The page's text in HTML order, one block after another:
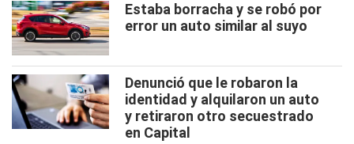
Estaba borracha y se robó por
error un auto similar al suyo
Denunció que le robaron la
identidad y alquilaron un auto
y retiraron otro secuestrado
en Capital